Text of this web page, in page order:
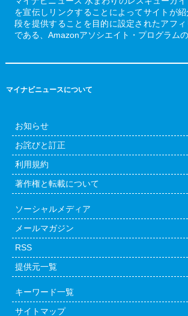
を宣伝しリンクすることによってサイトが
段を提供することを目的に設定されたアフ
である、Amazonアソシエイト・プログラムの
マイナビニュースについて
お知らせ
お詫びと訂正
利用規約
著作権と転載について
ソーシャルメディア
メールマガジン
RSS
提供元一覧
キーワード一覧
サイトマップ